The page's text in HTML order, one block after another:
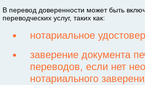
В перевод доверенности может быть
переводческих услуг, таких как:
нотариальное
заверение документа
переводов, если нет
нотариального